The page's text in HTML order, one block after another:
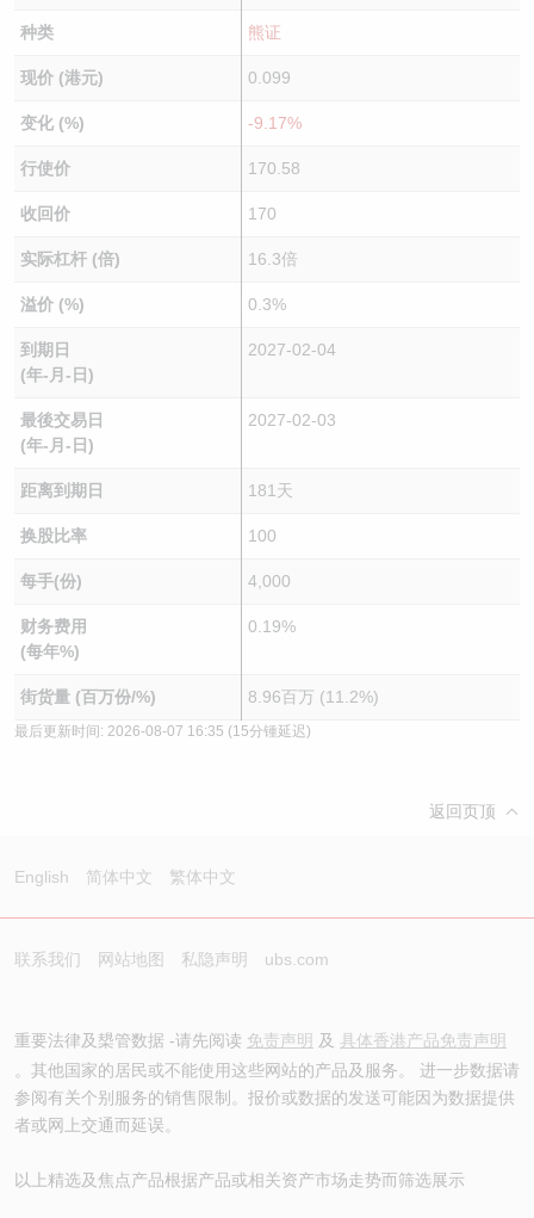
种类 熊证
现价 (港元) 0.099
变化 (%) -9.17%
行使价 170.58
收回价 170
实际杠杆 (倍) 16.3倍
溢价 (%) 0.3%
到期日
(年-月-日)
2027-02-04
最後交易日
(年-月-日)
2027-02-03
距离到期日 181天
换股比率 100
每手(份) 4,000
财务费用
(每年%)
0.19%
街货量 (百万份/%) 8.96百万 (11.2%)
最后更新时间: 2026-08-07 16:35 (15分锺延迟)
返回页顶
English 简体中文 繁体中文
联系我们 网站地图 私隐声明 ubs.com
重要法律及槼管数据 -请先阅读 免责声明 及 具体香港产品免责声明
。其他国家的居民或不能使用这些网站的产品及服务。 进一步数据请
参阅有关个别服务的销售限制。报价或数据的发送可能因为数据提供
者或网上交通而延误。
以上精选及焦点产品根据产品或相关资产市场走势而筛选展示